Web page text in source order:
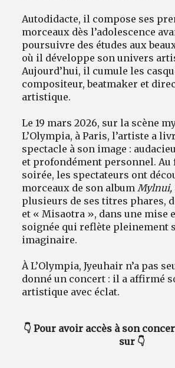
Autodidacte, il compose ses
morceaux dès l’adolescence
poursuivre des études aux
où il développe son univers
Aujourd’hui, il cumule les
compositeur, beatmaker et
artistique.
Le 19 mars 2026, sur la scène
L’Olympia, à Paris, l’artiste a
spectacle à son image :
et profondément personnel. Au
soirée, les spectateurs ont
morceaux de son albumMylnui,
plusieurs de ses titres phares,
et « Misaotra », dans une mise
soignée qui reflète pleinement
imaginaire.
À L’Olympia, Jyeuhair n’a pas
donné un concert : il a affirmé
artistique avec éclat.
👇 Pour avoir accès à son
sur 👇